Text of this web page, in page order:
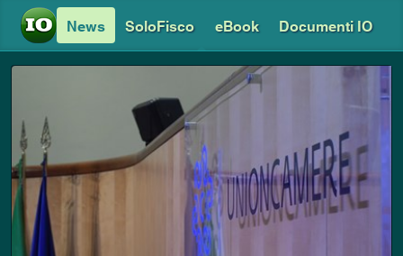
News SoloFisco eBook Documenti IO